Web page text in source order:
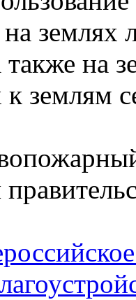
землях
на